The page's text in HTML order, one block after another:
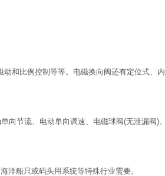
和比例控制等等。电磁换向阀还有定位式、内
向节流、电动单向调速、电磁球阀(无泄漏阀)、
洋船只或码头用系统等特殊行业需要。